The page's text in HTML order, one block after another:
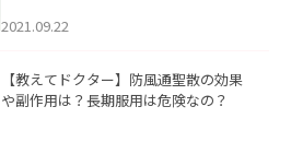
2021.09.22
【教えてドクター】防風通聖散の効果
や副作用は？長期服用は危険なの？